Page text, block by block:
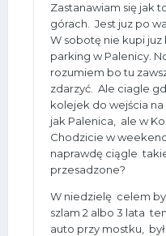
Zastanawiam się jak
górach. Jest juz po
W sobotę nie kupi
parking w Palenicy.
rozumiem bo tu
zdarzyć. Ale ciagle
kolejek do wejścia na
jak Palenica, ale w
Chodzicie w
naprawdę ciągle
przesadzone?
W niedzielę celem
szlam 2 albo 3 lata
auto przy mostku,